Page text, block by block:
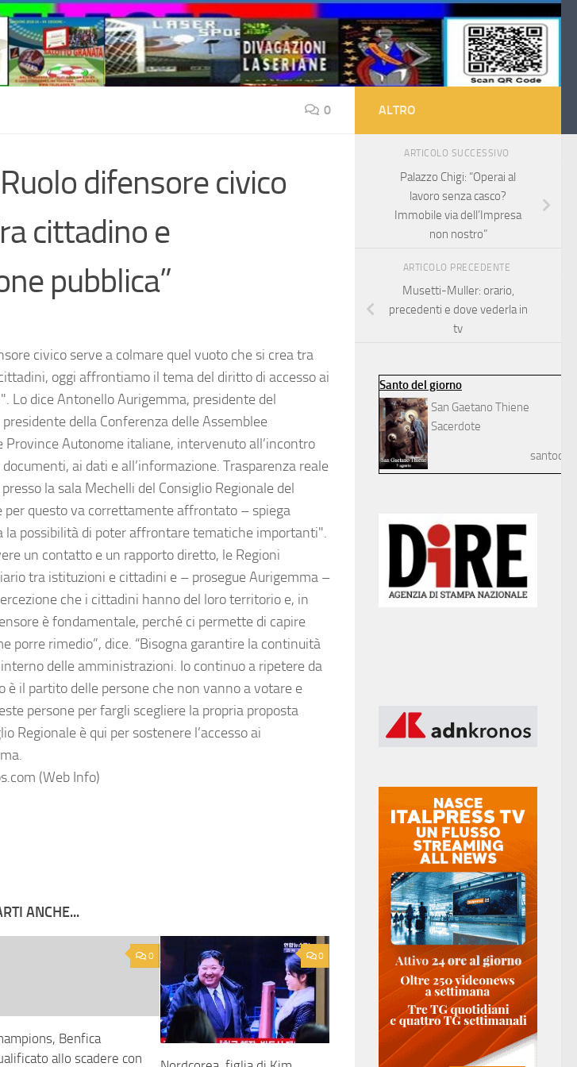
0
difensore civico
cittadino e
pubblica”
civico serve a colmare quel vuoto che si crea tra
oggi affrontiamo il tema del diritto di accesso ai
Lo dice Antonello Aurigemma, presidente del
della Conferenza delle Assemblee
Province Autonome italiane, intervenuto all’incontro
ai dati e all’informazione. Trasparenza reale
la sala Mechelli del Consiglio Regionale del
per questo va correttamente affrontato – spiega
la possibilità di poter affrontare tematiche importanti".
un contatto e un rapporto diretto, le Regioni
tra istituzioni e cittadini e – prosegue Aurigemma –
che i cittadini hanno del loro territorio e, in
è fondamentale, perché ci permette di capire
porre rimedio”, dice. “Bisogna garantire la continuità
delle amministrazioni. Io continuo a ripetere da
il partito delle persone che non vanno a votare e
persone per fargli scegliere la propria proposta
Regionale è qui per sostenere l’accesso ai
(Web Info)
ANCHE...
0
Benfica
allo scadere con
0
ALTRO
ARTICOLO SUCCESSIVO
Palazzo Chigi: “Operai al
lavoro senza casco?
Immobile via dell’Impresa
non nostro”
ARTICOLO PRECEDENTE
Musetti-Muller: orario,
precedenti e dove vederla in
tv
Santo del giorno
San Gaetano Thiene
Sacerdote